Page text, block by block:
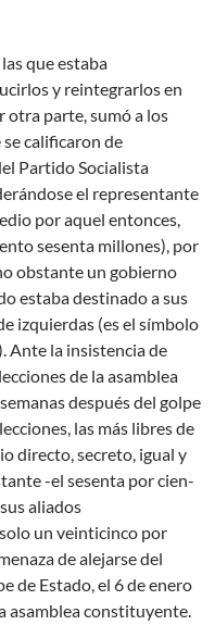
que estaba
y reintegrarlos en
otra parte, sumó a los
calificaron de
Partido Socialista
el representante
por aquel entonces,
sesenta millones), por
obstante un gobierno
estaba destinado a sus
izquierdas (es el símbolo
Ante la insistencia de
de la asamblea
después del golpe
las más libres de
directo, secreto, igual y
-el sesenta por cien-
aliados
un veinticinco por
de alejarse del
de Estado, el 6 de enero
asamblea constituyente.